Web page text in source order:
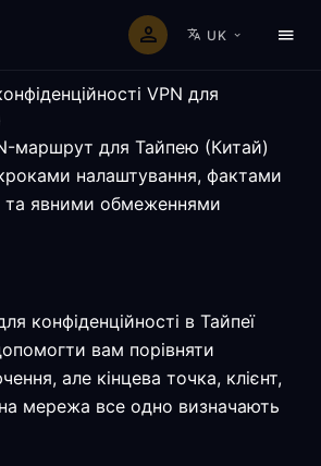
UK
VPN для
маршрут для Тайпею (Китай)
налаштування, фактами
та явними обмеженнями
конфіденційності в Тайпеї
вам порівняти
але кінцева точка, клієнт,
мережа все одно визначають